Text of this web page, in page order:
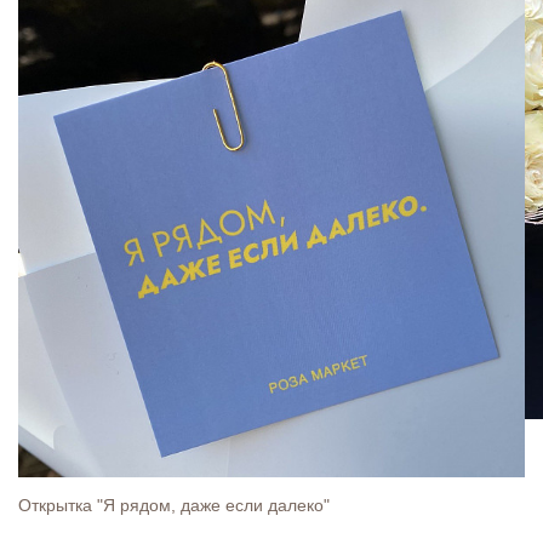
Открытка "Я рядом, даже если далеко"